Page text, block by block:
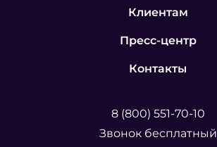
Клиентам
Пресс-центр
Контакты
8 (800) 551-70-10
Звонок бесплатный